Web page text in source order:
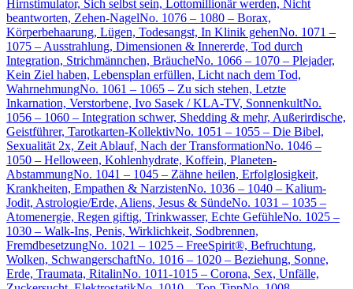
Hirnstimulator, Sich selbst sein, Lottomillionär werden, Nicht
beantworten, Zehen-NagelNo. 1076 – 1080 – Borax,
Körperbehaarung, Lügen, Todesangst, In Klinik gehenNo. 1071 –
1075 – Ausstrahlung, Dimensionen & Innererde, Tod durch
Integration, Strichmännchen, BräucheNo. 1066 – 1070 – Plejader,
Kein Ziel haben, Lebensplan erfüllen, Licht nach dem Tod,
WahrnehmungNo. 1061 – 1065 – Zu sich stehen, Letzte
Inkarnation, Verstorbene, Ivo Sasek / KLA-TV, SonnenkultNo.
1056 – 1060 – Integration schwer, Shedding & mehr, Außerirdische,
Geistführer, Tarotkarten-KollektivNo. 1051 – 1055 – Die Bibel,
Sexualität 2x, Zeit Ablauf, Nach der TransformationNo. 1046 –
1050 – Helloween, Kohlenhydrate, Koffein, Planeten-
AbstammungNo. 1041 – 1045 – Zähne heilen, Erfolglosigkeit,
Krankheiten, Empathen & NarzistenNo. 1036 – 1040 – Kalium-
Jodit, Astrologie/Erde, Aliens, Jesus & SündeNo. 1031 – 1035 –
Atomenergie, Regen giftig, Trinkwasser, Echte GefühleNo. 1025 –
1030 – Walk-Ins, Penis, Wirklichkeit, Sodbrennen,
FremdbesetzungNo. 1021 – 1025 – FreeSpirit®, Befruchtung,
Wolken, SchwangerschaftNo. 1016 – 1020 – Beziehung, Sonne,
Erde, Traumata, RitalinNo. 1011-1015 – Corona, Sex, Unfälle,